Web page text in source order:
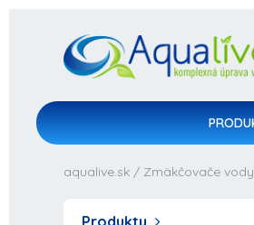
aqualive.sk / Zmäkčovače vody
Produkty